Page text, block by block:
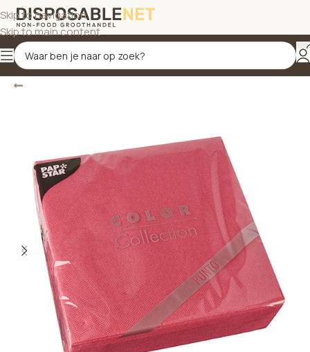
Skip to navigation
Skip to main content
Terug Home/Servetten